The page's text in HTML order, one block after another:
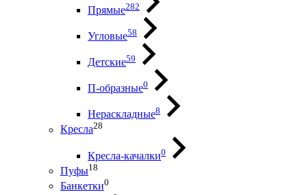
Прямые282
Угловые58
Детские59
П-образные0
Нераскладные8
Кресла28
Кресла-качалки0
Пуфы18
Банкетки0